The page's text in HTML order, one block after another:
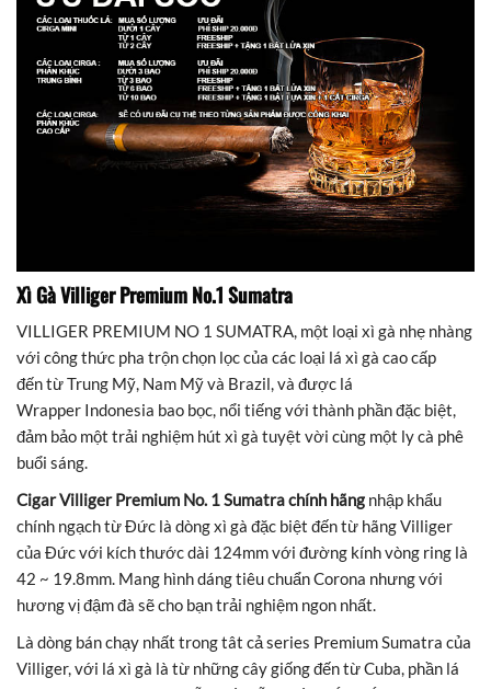
Xì Gà Villiger Premium No.1 Sumatra
VILLIGER PREMIUM NO 1 SUMATRA, một loại xì gà nhẹ nhàng
với công thức pha trộn chọn lọc của các loại lá xì gà cao cấp
đến từ Trung Mỹ, Nam Mỹ và Brazil, và được lá
Wrapper Indonesia bao bọc, nổi tiếng với thành phần đặc biệt,
đảm bảo một trải nghiệm hút xì gà tuyệt vời cùng một ly cà phê
buổi sáng.
Cigar Villiger Premium No. 1Sumatra chính hãng nhập khẩu
chính ngạch từ Đức là dòng xì gà đặc biệt đến từ hãng Villiger
của Đức với kích thước dài 124mm với đường kính vòng ring là
42 ~ 19.8mm. Mang hình dáng tiêu chuẩn Corona nhưng với
hương vị đậm đà sẽ cho bạn trải nghiệm ngon nhất.
Là dòng bán chạy nhất trong tât cả series Premium Sumatra của
Villiger, với lá xì gà là từ những cây giống đến từ Cuba, phần lá